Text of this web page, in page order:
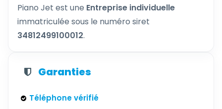
Piano Jet est une Entreprise individuelle
immatriculée sous le numéro siret
34812499100012.
Garanties
Téléphone vérifié